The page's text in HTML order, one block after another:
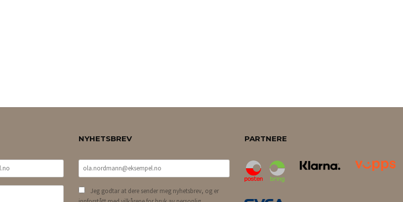
NYHETSBREV
Jeg godtar at dere sender meg nyhetsbrev, og er
PARTNERE